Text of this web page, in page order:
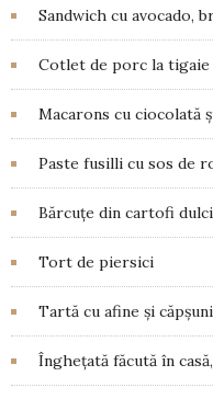
Sandwich cu avocado,
Cotlet de porc la tigaie
Macarons cu ciocolată
Paste fusilli cu sos de
Bărcuțe din cartofi
Tort de piersici
Tartă cu afine și căpșuni
Înghețată făcută în